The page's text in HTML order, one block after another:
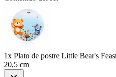
1x Plato de postre Little Bear's
20,5 cm